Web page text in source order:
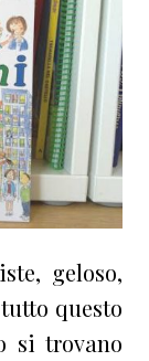
geloso,
questo
si trovano